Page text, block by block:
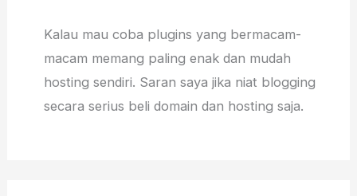
Kalau mau coba plugins yang bermacam-
macam memang paling enak dan mudah
hosting sendiri. Saran saya jika niat blogging
secara serius beli domain dan hosting saja.